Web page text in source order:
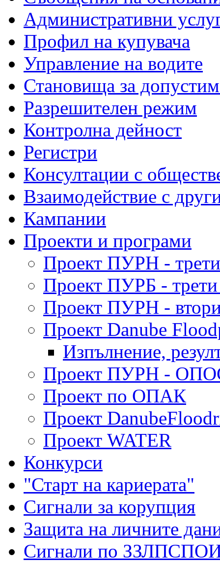
Административни
Профил на купувача
Управление на водите
Становища за
Разрешителен режим
Контролна дейност
Регистри
Консултации с
Взаимодействие с
Кампании
Проекти и програми
Проект ПУРН -
Проект ПУРБ -
Проект ПУРН -
Проект Danube
Изпълнение,
Проект ПУРН -
Проект по ОПАК
Проект
Проект WATER
Конкурси
"Старт на кариерата"
Сигнали за корупция
Защита на личните
Сигнали по